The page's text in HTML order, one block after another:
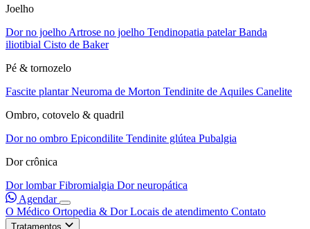
Joelho
Dor no joelho Artrose no joelho Tendinopatia patelarBanda
iliotibial Cisto de Baker
Pé & tornozelo
Fascite plantarNeuroma de Morton Tendinite de Aquiles Canelite
Ombro, cotovelo & quadril
Dor no ombro Epicondilite Tendinite glútea Pubalgia
Dor crônica
Dor lombarFibromialgia Dor neuropática
Agendar
O Médico Ortopedia & DorLocais de atendimento Contato
Tratamentos